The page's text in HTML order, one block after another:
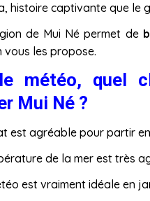
histoire captivante que le
de Mui Né permet de
vous les propose.
météo, quel
Mui Né ?
est agréable pour partir
de la mer est très
est vraiment idéale en